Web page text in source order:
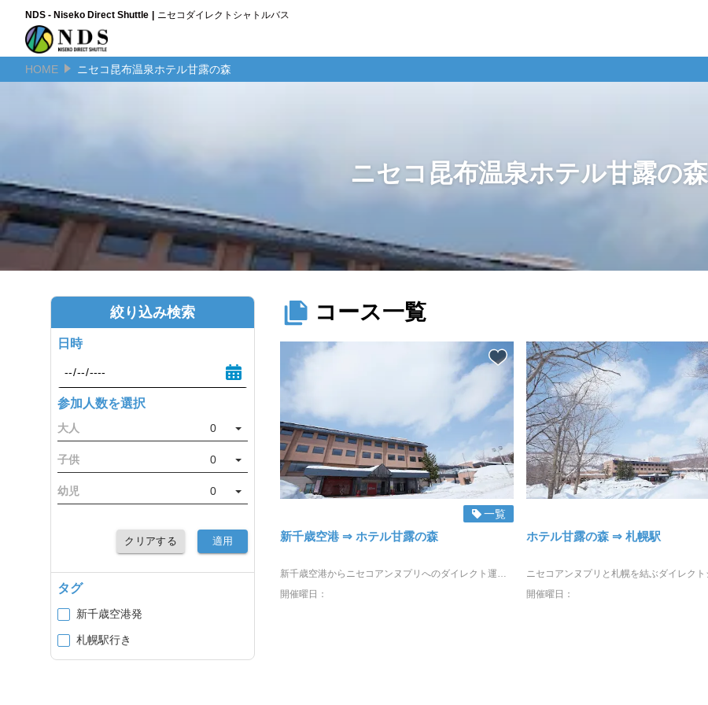
NDS - Niseko Direct Shuttle ニセコダイレクトシャトルバス
HOME ニセコ昆布温泉ホテル甘露の森
ニセコ昆布温泉ホテル甘露の森
絞り込み検索
日時
参加人数を選択
大人 0
子供 0
幼児 0
クリアする 適用
タグ
新千歳空港発
札幌駅行き
コース一覧
一覧
新千歳空港 ⇒ ホテル甘露の森
新千歳空港からニセコアンヌプリへのダイレクト運行を、NDSが2025年12月15日から運行します！ ホテル甘露の森へは、ニセコダイレクトシャトルのアンヌプリ直行便でらくらく移動が可能です。 ◇ニセコの降車ホテル ①ニセコノーザンリゾート・アンヌプリ ②ニセコ昆布温泉 ホテル甘露の森 ◇魅力ポイント ・空港からホテル甘露の森まで約2時間45分で到着 ・PC/スマホで簡単に予約が可能 ・事前払いのため、空港NDSカウンターでEチケットを見せるだけでOK ニセコまで快適なバスの旅をお楽しみください！
開催曜日：
ホテル甘露の森 ⇒ 札幌駅
開催曜日：